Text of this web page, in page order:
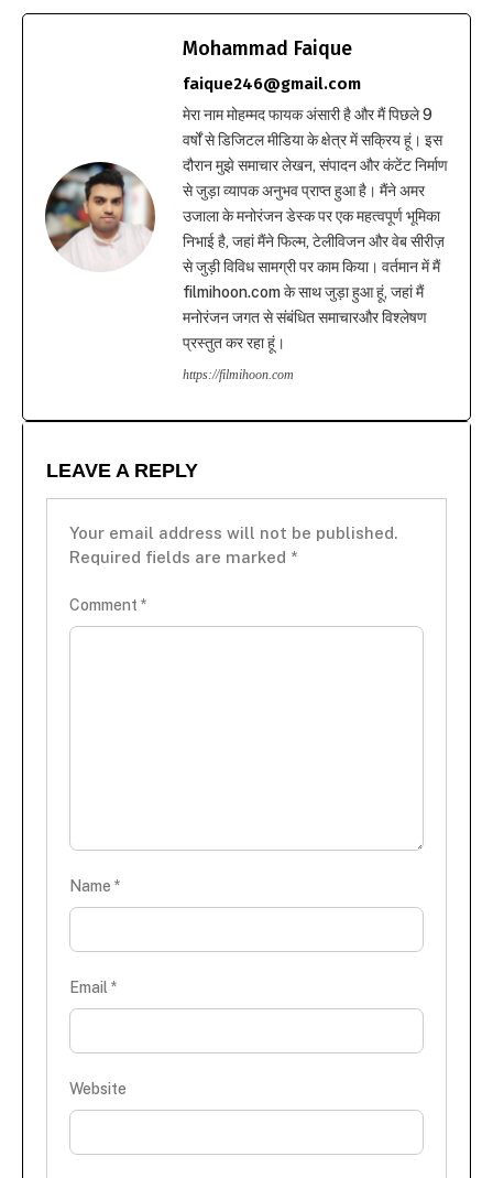
Mohammad Faique
faique246@gmail.com
मेरा नाम मोहम्मद फायक अंसारी है और मैं पिछले 9
वर्षों से डिजिटल मीडिया के क्षेत्र में सक्रिय हूं। इस
दौरान मुझे समाचार लेखन, संपादन और कंटेंट निर्माण
से जुड़ा व्यापक अनुभव प्राप्त हुआ है। मैंने अमर
उजाला के मनोरंजन डेस्क पर एक महत्वपूर्ण भूमिका
निभाई है, जहां मैंने फिल्म, टेलीविजन और वेब सीरीज़
से जुड़ी विविध सामग्री पर काम किया। वर्तमान में मैं
filmihoon.com के साथ जुड़ा हुआ हूं, जहां मैं
मनोरंजन जगत से संबंधित समाचारऔर विश्लेषण
प्रस्तुत कर रहा हूं।
https://filmihoon.com
LEAVE A REPLY
Your email address will not be published.
Required fields are marked *
Comment *
Name *
Email *
Website